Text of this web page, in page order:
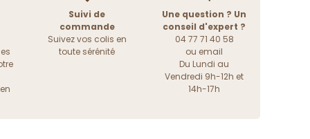
Suivi de
commande
Suivez vos colis en
toute sérénité
Une question ? Un
conseil d'expert ?
04 77 71 40 58
ou email
Du Lundi au
Vendredi 9h-12h et
14h-17h